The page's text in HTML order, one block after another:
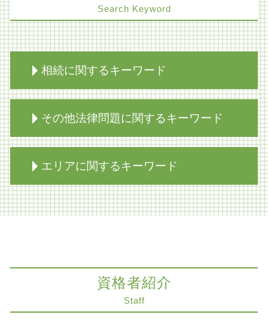
Search Keyword
相続に関するキーワード
不動産 生前対策
相続放棄必要書類 裁判所
相続 不動産 評価
事業承継
相続 不動産
自筆 遺言
相続放棄 弁護士
遺言書 検認 申立
遺留分 法定相続分 違い
家族信託 認知症
その他法律問題に関するキーワード
医療過誤 冤罪
医療過誤 被害者の会
医療過誤 対応
医療過誤 弁護士 協力医
医療過誤 時効 債務不履行
削除請求 弁護士
エリアに関するキーワード
コンプライアンス 神戸市 弁護士
法律問題 神戸市 弁護士
削除請求 大阪市 弁護士
知財紛争 神戸市 弁護士
労働問題 大阪市
資格者紹介
Staff